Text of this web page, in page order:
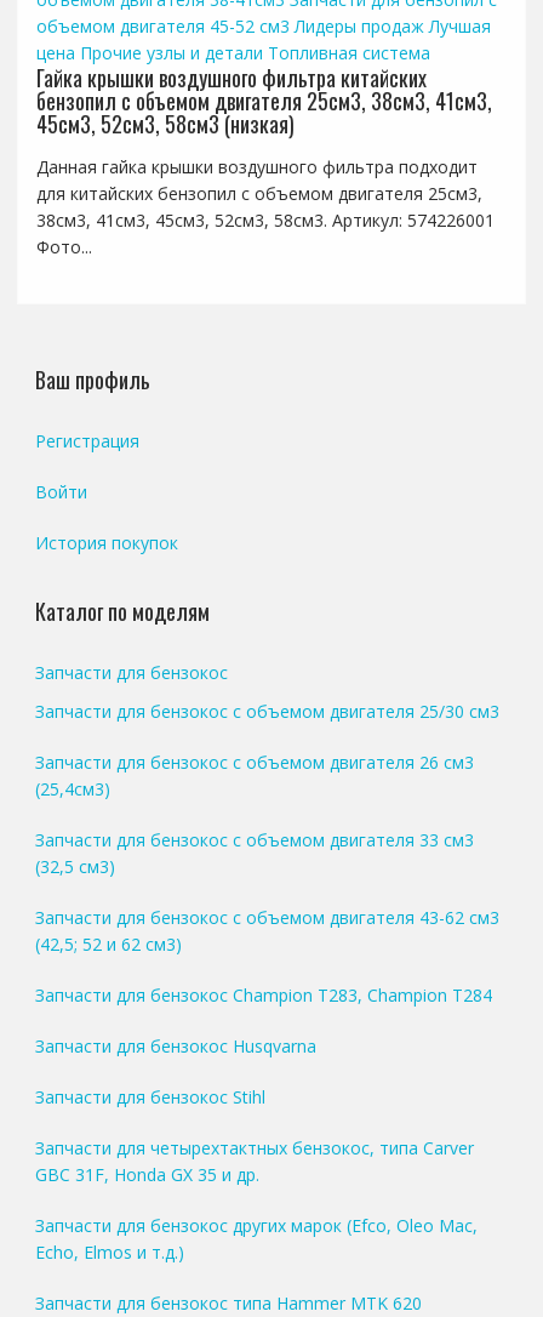
объемом двигателя 45-52 см3 Лидеры продаж Лучшая
цена Прочие узлы и детали Топливная система
Гайка крышки воздушного фильтра китайских
бензопил с объемом двигателя 25см3, 38см3, 41см3,
45см3, 52см3, 58см3 (низкая)
Данная гайка крышки воздушного фильтра подходит
для китайских бензопил с объемом двигателя 25см3,
38см3, 41см3, 45см3, 52см3, 58см3. Артикул: 574226001
Фото...
Ваш профиль
Регистрация
Войти
История покупок
Каталог по моделям
Запчасти для бензокос
Запчасти для бензокос с объемом двигателя 25/30 см3
Запчасти для бензокос с объемом двигателя 26 см3
(25,4см3)
Запчасти для бензокос с объемом двигателя 33 см3
(32,5 см3)
Запчасти для бензокос с объемом двигателя 43-62 см3
(42,5; 52 и 62 см3)
Запчасти для бензокос Champion T283, Champion T284
Запчасти для бензокос Husqvarna
Запчасти для бензокос Stihl
Запчасти для четырехтактных бензокос, типа Carver
GBC 31F, Honda GX 35 и др.
Запчасти для бензокос других марок (Efco, Oleo Mac,
Echo, Elmos и т.д.)
Запчасти для бензокос типа Hammer MTK 620